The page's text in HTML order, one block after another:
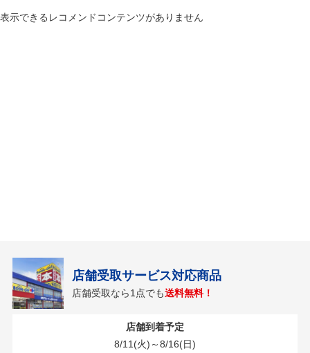
表示できるレコメンドコンテンツがありません
店舗受取サービス対応商品
店舗受取なら1点でも送料無料！
店舗到着予定
8/11(火)～8/16(日)